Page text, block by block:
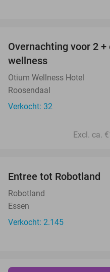
Overnachting voor 2
wellness
Otium Wellness Hotel
Roosendaal
Verkocht: 32
Excl. ca.
Entree tot Robotland
Robotland
Essen
Verkocht: 2.145